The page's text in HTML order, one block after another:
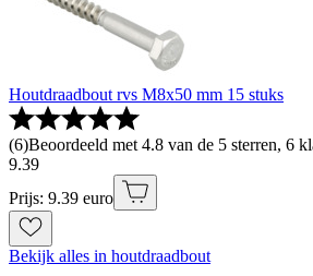
Houtdraadbout rvs M8x50 mm 15 stuks
(6)Beoordeeld met 4.8 van de 5 sterren, 6
9.39
Prijs: 9.39 euro
Bekijk alles in houtdraadbout